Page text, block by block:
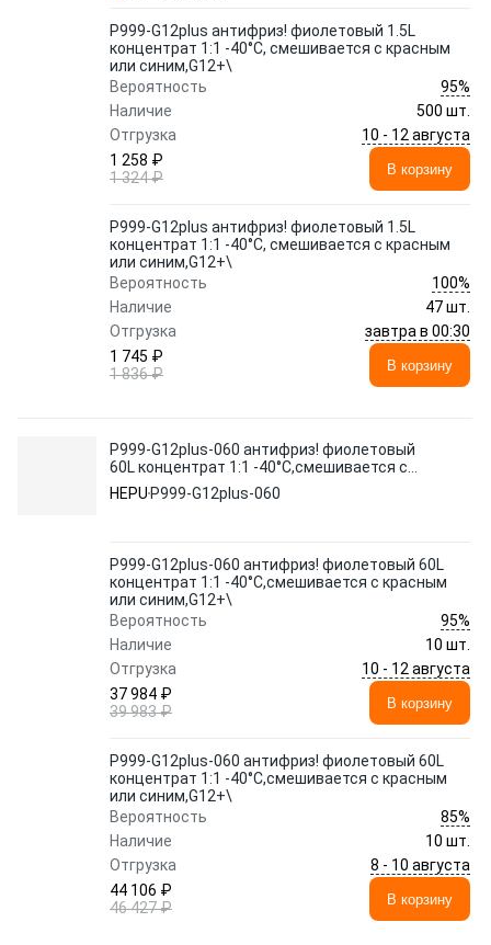
P999-G12plus антифриз! фиолетовый 1.5L
концентрат 1:1 -40°C, смешивается с красным
или синим,G12+\
Вероятность
95%
Наличие
500 шт.
Отгрузка
10 - 12 августа
1 258 ₽
1 324 ₽
В корзину
P999-G12plus антифриз! фиолетовый 1.5L
концентрат 1:1 -40°C, смешивается с красным
или синим,G12+\
Вероятность
100%
Наличие
47 шт.
Отгрузка
завтра в 00:30
1 745 ₽
1 836 ₽
В корзину
P999-G12plus-060 антифриз! фиолетовый
60L концентрат 1:1 -40°C,смешивается с
красным или синим,G12+\
HEPU P999-G12plus-060
P999-G12plus-060 антифриз! фиолетовый 60L
концентрат 1:1 -40°C,смешивается с красным
или синим,G12+\
Вероятность
95%
Наличие
10 шт.
Отгрузка
10 - 12 августа
37 984 ₽
39 983 ₽
В корзину
P999-G12plus-060 антифриз! фиолетовый 60L
концентрат 1:1 -40°C,смешивается с красным
или синим,G12+\
Вероятность
85%
Наличие
10 шт.
Отгрузка
8 - 10 августа
44 106 ₽
46 427 ₽
В корзину